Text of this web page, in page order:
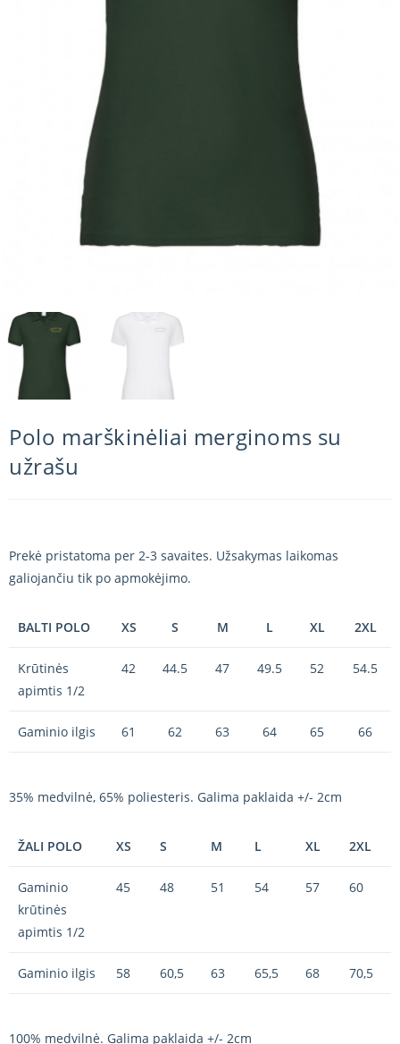
Polo marškinėliai merginoms su
užrašu
Prekė pristatoma per 2-3 savaites. Užsakymas laikomas
galiojančiu tik po apmokėjimo.
BALTI POLO XS S M L XL 2XL
Krūtinės
apimtis 1/2
42 44.5 47 49.5 52 54.5
Gaminio ilgis 61 62 63 64 65 66
35% medvilnė, 65% poliesteris. Galima paklaida +/- 2cm
ŽALI POLO XS S M L XL 2XL
Gaminio
krūtinės
apimtis 1/2
45 48 51 54 57 60
Gaminio ilgis 58 60,5 63 65,5 68 70,5
100% medvilnė. Galima paklaida +/- 2cm